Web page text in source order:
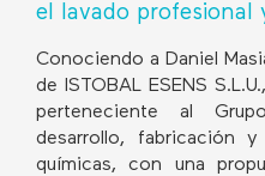
el lavado profesional
Conociendo a Daniel
de ISTOBAL ESENS
perteneciente al
desarrollo, fabricación
químicas, con una